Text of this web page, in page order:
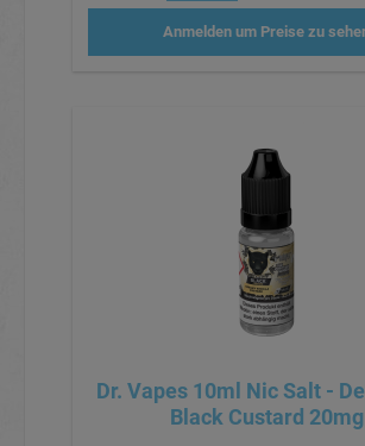
Anmelden um Preise zu
Dr. Vapes 10ml Nic Salt -
Black Custard 20mg